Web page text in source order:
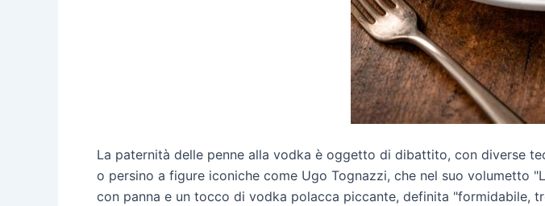
La paternità delle penne alla vodka è oggetto di dibattito, con diverse
o persino a figure iconiche come Ugo Tognazzi, che nel suo volumetto
con panna e un tocco di vodka polacca piccante, definita "formidabile,